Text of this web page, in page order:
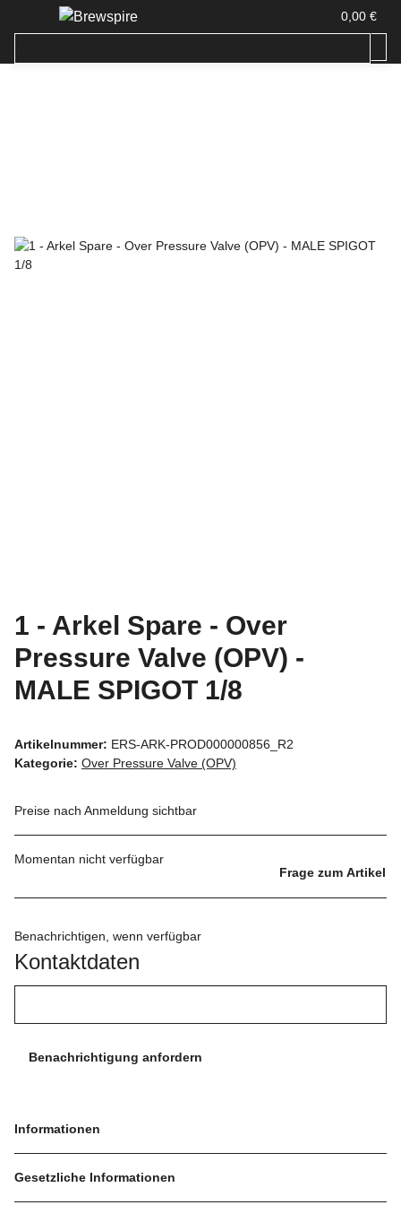
0,00 €
1 - Arkel Spare - Over
Pressure Valve (OPV) -
MALE SPIGOT 1/8
Artikelnummer: ERS-ARK-PROD000000856_R2
Kategorie: Over Pressure Valve (OPV)
Preise nach Anmeldung sichtbar
Momentan nicht verfügbar
Frage zum Artikel
Benachrichtigen, wenn verfügbar
Kontaktdaten
Benachrichtigung anfordern
Informationen
Gesetzliche Informationen